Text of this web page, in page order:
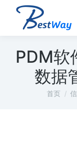
PDM软
数据
您在这
首页